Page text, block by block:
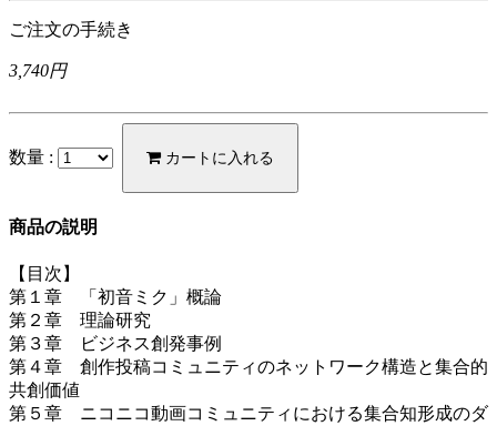
ご注文の手続き
3,740円
数量 : カートに入れる
商品の説明
【目次】
第１章 「初音ミク」概論
第２章 理論研究
第３章 ビジネス創発事例
第４章 創作投稿コミュニティのネットワーク構造と集合的
共創価値
第５章 ニコニコ動画コミュニティにおける集合知形成のダ